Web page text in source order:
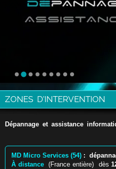
ZONES D'INTERVENTION
Dépannage et assistance
MD Micro Services (54) :
À distance(France entière) dès